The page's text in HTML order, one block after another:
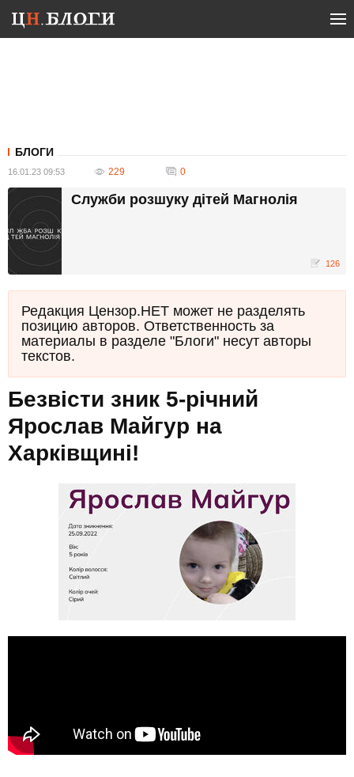
БЛОГИ
16.01.23 09:53 229 0
Служби розшуку дітей Магнолія
126
Редакция Цензор.НЕТ может не разделять
позицию авторов. Ответственность за
материалы в разделе "Блоги" несут авторы
текстов.
Безвісти зник 5-річний
Ярослав Майгур на
Харківщині!